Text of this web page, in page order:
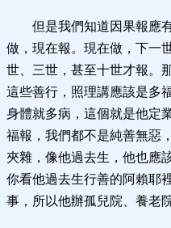
但是我們知道因果報應
做，現在報。現在做，下一
世、三世，甚至十世才報。
這些善行，照理講應該是多
身體就多病，這個就是他定
福報，我們都不是純善無惡
夾雜，像他過去生，他也應
你看他過去生行善的阿賴耶
事，所以他辦孤兒院、養老